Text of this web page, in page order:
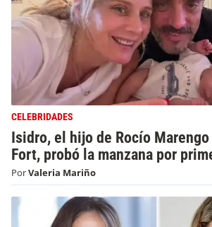
CELEBRIDADES
Isidro, el hijo de Rocío Marengo
Fort, probó la manzana por
PorValeria Mariño